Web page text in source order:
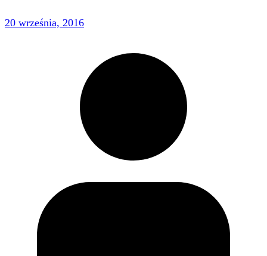
20 września, 2016